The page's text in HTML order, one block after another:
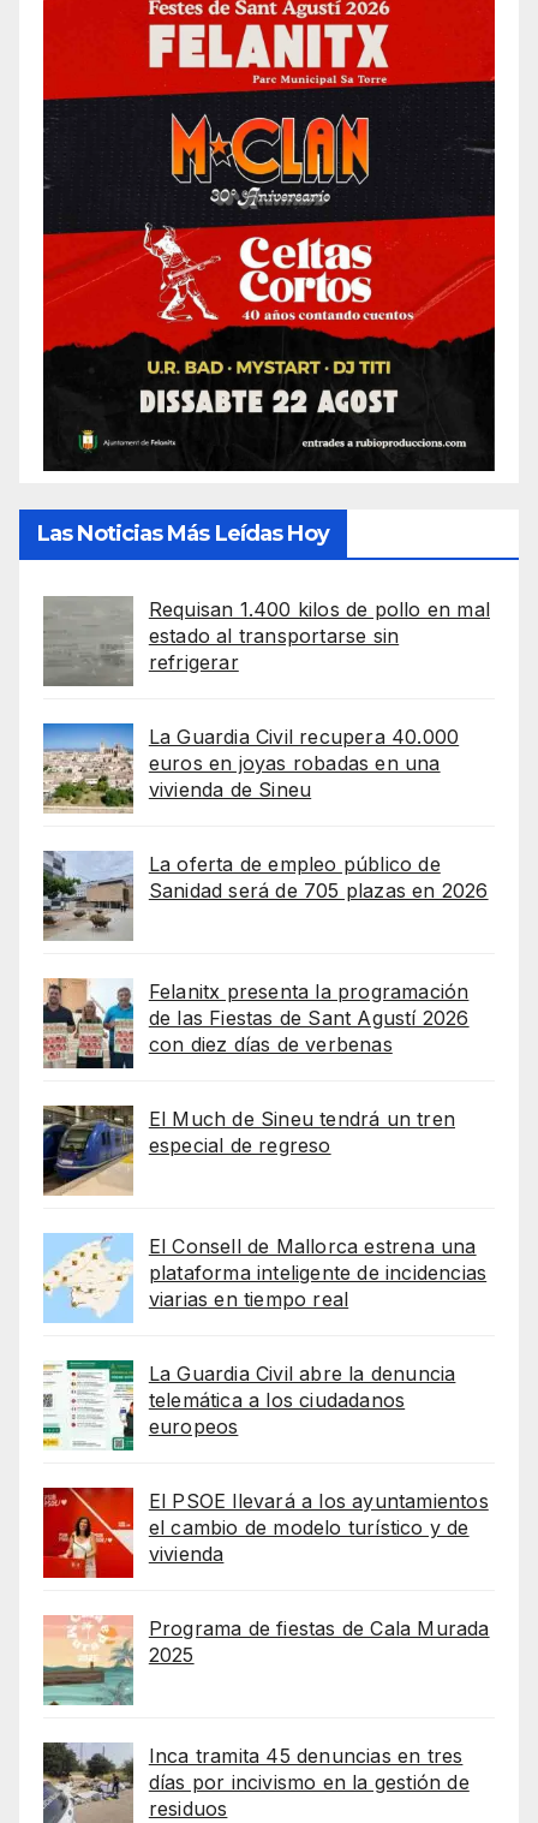
Las Noticias Más Leídas Hoy
Requisan 1.400 kilos de pollo en mal
estado al transportarse sin
refrigerar
La Guardia Civil recupera 40.000
euros en joyas robadas en una
vivienda de Sineu
La oferta de empleo público de
Sanidad será de 705 plazas en 2026
Felanitx presenta la programación
de las Fiestas de Sant Agustí 2026
con diez días de verbenas
El Much de Sineu tendrá un tren
especial de regreso
El Consell de Mallorca estrena una
plataforma inteligente de incidencias
viarias en tiempo real
La Guardia Civil abre la denuncia
telemática a los ciudadanos
europeos
El PSOE llevará a los ayuntamientos
el cambio de modelo turístico y de
vivienda
Programa de fiestas de Cala Murada
2025
Inca tramita 45 denuncias en tres
días por incivismo en la gestión de
residuos